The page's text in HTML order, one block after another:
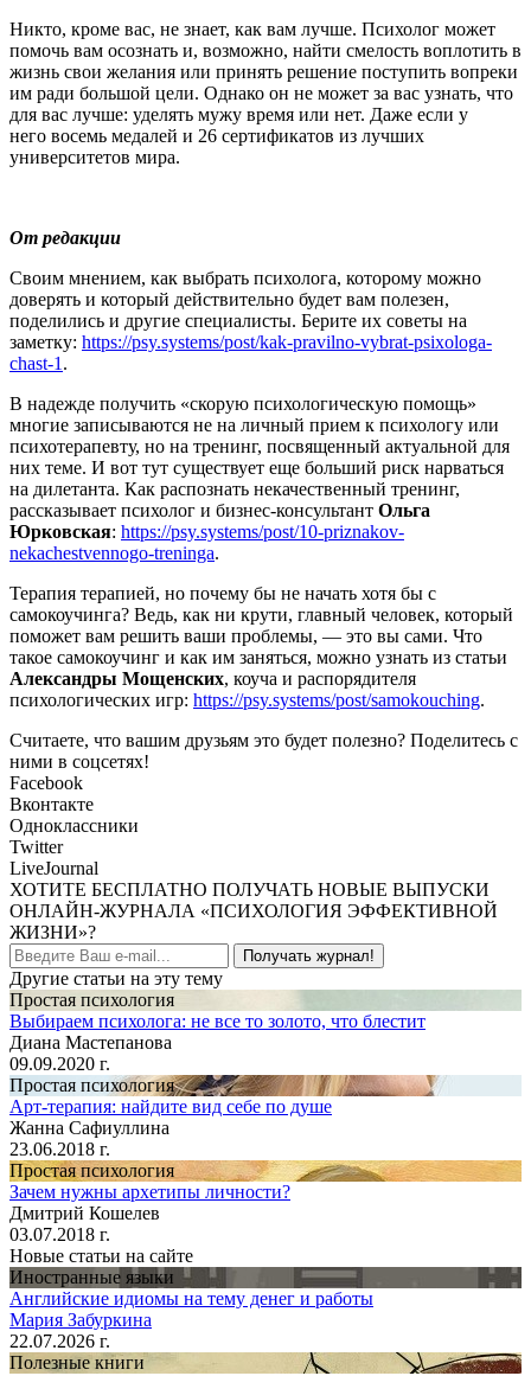
Никто, кроме вас, не знает, как вам лучше. Психолог может
помочь вам осознать и, возможно, найти смелость воплотить в
жизнь свои желания или принять решение поступить вопреки
им ради большой цели. Однако он не может за вас узнать, что
для вас лучше: уделять мужу время или нет. Даже если у
него восемь медалей и 26 сертификатов из лучших
университетов мира.
От редакции
Своим мнением, как выбрать психолога, которому можно
доверять и который действительно будет вам полезен,
поделились и другие специалисты. Берите их советы на
заметку: https://psy.systems/post/kak-pravilno-vybrat-psixologa-
chast-1 .
В надежде получить «скорую психологическую помощь»
многие записываются не на личный прием к психологу или
психотерапевту, но на тренинг, посвященный актуальной для
них теме. И вот тут существует еще больший риск нарваться
на дилетанта. Как распознать некачественный тренинг,
рассказывает психолог и бизнес-консультант Ольга
Юрковская: https://psy.systems/post/10-priznakov-
nekachestvennogo-treninga.
Терапия терапией, но почему бы не начать хотя бы с
самокоучинга? Ведь, как ни крути, главный человек, который
поможет вам решить ваши проблемы, — это вы сами. Что
такое самокоучинг и как им заняться, можно узнать из статьи
Александры Мощенских, коуча и распорядителя
психологических игр: https://psy.systems/post/samokouching.
Считаете, что вашим друзьям это будет полезно? Поделитесь с
ними в соцсетях!
Facebook
Вконтакте
Одноклассники
Twitter
LiveJournal
ХОТИТЕ БЕСПЛАТНО ПОЛУЧАТЬ НОВЫЕ ВЫПУСКИ
ОНЛАЙН-ЖУРНАЛА «ПСИХОЛОГИЯ ЭФФЕКТИВНОЙ
ЖИЗНИ»?
Получать журнал!
Другие статьи на эту тему
Простая психология
Выбираем психолога: не все то золото, что блестит
Диана Мастепанова
09.09.2020 г.
Простая психология
Арт-терапия: найдите вид себе по душе
Жанна Сафиуллина
23.06.2018 г.
Простая психология
Зачем нужны архетипы личности?
Дмитрий Кошелев
03.07.2018 г.
Новые статьи на сайте
Иностранные языки
Английские идиомы на тему денег и работы
Мария Забуркина
22.07.2026 г.
Полезные книги